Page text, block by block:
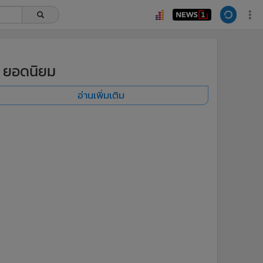
ยอดนิยม
อ่านเพิ่มเติม